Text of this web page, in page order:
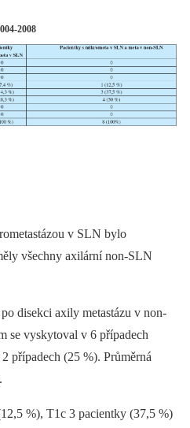
2008
v SLN bylo
všechny axilární non-SLN
disekci axily metastázu v non-
se vyskytoval v 6 případech
případech (25 %). Průměrná
%), T1c 3 pacientky (37,5 %)